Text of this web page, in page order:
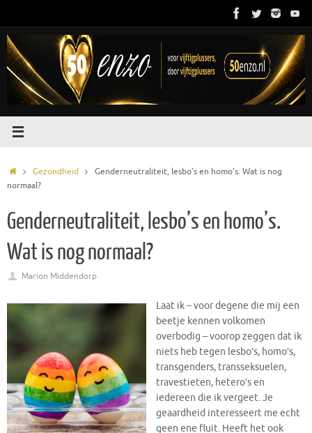
de
inhoud
HomeGezondheid
Genderneutraliteit, lesbo’s en homo’s. Wat is nog
normaal?
Genderneutraliteit, lesbo’s en homo’s.
Wat is nog normaal?
Marion Middendorp
Laat ik – voor degene die mij een
beetje kennen volkomen
overbodig – voorop zeggen dat ik
niets heb tegen lesbo’s, homo’s,
transgenders, transseksuelen,
travestieten, hetero’s en
iedereen die ik vergeet. Je
geaardheid interesseert me echt
geen ene fluit. Heeft het ook